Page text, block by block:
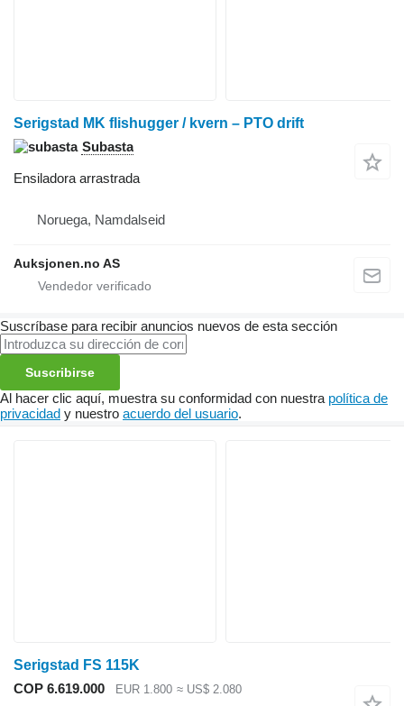
Serigstad MK flishugger / kvern – PTO drift
Subasta
Ensiladora arrastrada
Noruega, Namdalseid
Auksjonen.no AS
Suscríbase para recibir anuncios nuevos de esta sección
Suscribirse
Al hacer clic aquí, muestra su conformidad con nuestra política de
privacidad y nuestro acuerdo del usuario.
Serigstad FS 115K
COP 6.619.000
EUR 1.800 ≈ US$ 2.080